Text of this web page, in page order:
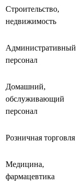
Строительство,
недвижимость
Административный
персонал
Домашний,
обслуживающий
персонал
Розничная торговля
Медицина,
фармацевтика